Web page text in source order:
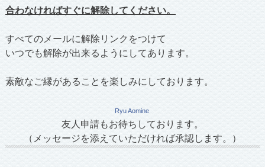
合わなければすぐに解除してください。
すべてのメールに解除リンクをつけて
いつでも解除が出来るようにしてあります。
素敵なご縁があることを楽しみにしております。
Ryu Aomine
友人申請もお待ちしております。
（メッセージを添えていただければ承認します。）